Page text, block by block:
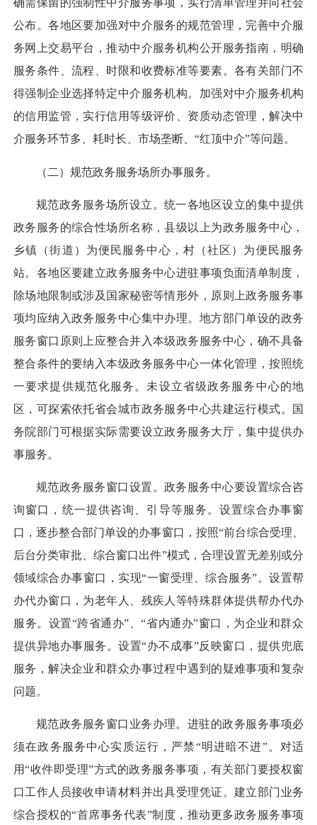
确需保留的强制性中介服务事项，实行清单管理并向社会
公布。各地区要加强对中介服务的规范管理，完善中介服
务网上交易平台，推动中介服务机构公开服务指南，明确
服务条件、流程、时限和收费标准等要素。各有关部门不
得强制企业选择特定中介服务机构。加强对中介服务机构
的信用监管，实行信用等级评价、资质动态管理，解决中
介服务环节多、耗时长、市场垄断、“红顶中介”等问题。
（二）规范政务服务场所办事服务。
规范政务服务场所设立。 统一各地区设立的集中提供
政务服务的综合性场所名称，县级以上为政务服务中心，
乡镇（街道）为便民服务中心，村（社区）为便民服务
站。各地区要建立政务服务中心进驻事项负面清单制度，
除场地限制或涉及国家秘密等情形外，原则上政务服务事
项均应纳入政务服务中心集中办理。地方部门单设的政务
服务窗口原则上应整合并入本级政务服务中心，确不具备
整合条件的要纳入本级政务服务中心一体化管理，按照统
一要求提供规范化服务。未设立省级政务服务中心的地
区，可探索依托省会城市政务服务中心共建运行模式。国
务院部门可根据实际需要设立政务服务大厅，集中提供办
事服务。
规范政务服务窗口设置。 政务服务中心要设置综合咨
询窗口，统一提供咨询、引导等服务。设置综合办事窗
口，逐步整合部门单设的办事窗口，按照“前台综合受理、
后台分类审批、综合窗口出件”模式，合理设置无差别或分
领域综合办事窗口，实现“一窗受理、综合服务”。设置帮
办代办窗口，为老年人、残疾人等特殊群体提供帮办代办
服务。设置“跨省通办”、“省内通办”窗口，为企业和群众
提供异地办事服务。设置“办不成事”反映窗口，提供兜底
服务，解决企业和群众办事过程中遇到的疑难事项和复杂
问题。
规范政务服务窗口业务办理。 进驻的政务服务事项必
须在政务服务中心实质运行，严禁“明进暗不进”。对适
用“收件即受理”方式的政务服务事项，有关部门要授权窗
口工作人员接收申请材料并出具受理凭证。建立部门业务
综合授权的“首席事务代表”制度，推动更多政务服务事项